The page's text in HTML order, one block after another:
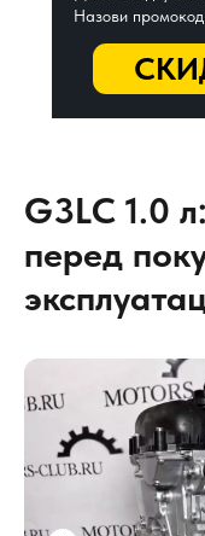
Назови промокод
G3LC 1.0
перед